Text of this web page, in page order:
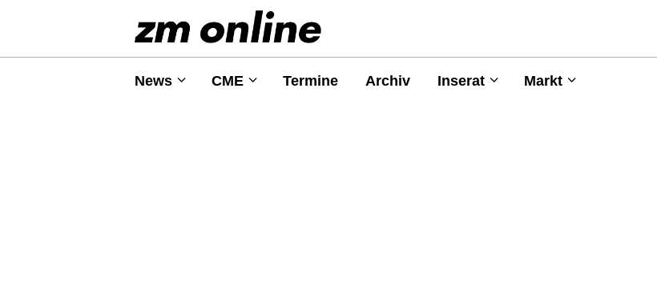
News CME Termine Archiv Inserat Markt